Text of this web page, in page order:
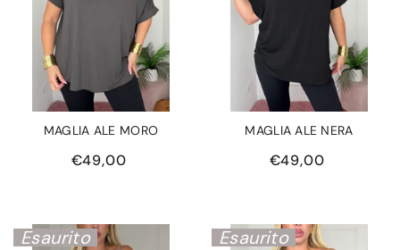
MAGLIA ALE MORO
€49,00
MAGLIA ALE NERA
€49,00
Esaurito Esaurito